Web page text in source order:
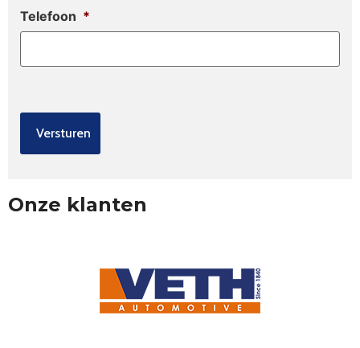
Telefoon *
Onze klanten